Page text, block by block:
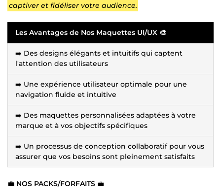
captiver et fidéliser votre audience.
Les Avantages de Nos Maquettes UI/UX 🎨
➡️ Des designs élégants et intuitifs qui captent
l'attention des utilisateurs
➡️ Une expérience utilisateur optimale pour une
navigation fluide et intuitive
➡️ Des maquettes personnalisées adaptées à votre
marque et à vos objectifs spécifiques
➡️ Un processus de conception collaboratif pour vous
assurer que vos besoins sont pleinement satisfaits
💼 NOS PACKS/FORFAITS 💼